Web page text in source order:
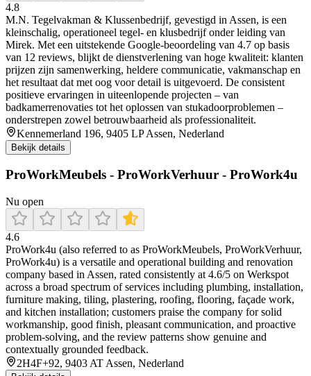
4.8
M.N. Tegelvakman & Klussenbedrijf, gevestigd in Assen, is een
kleinschalig, operationeel tegel- en klusbedrijf onder leiding van
Mirek. Met een uitstekende Google-beoordeling van 4.7 op basis
van 12 reviews, blijkt de dienstverlening van hoge kwaliteit: klanten
prijzen zijn samenwerking, heldere communicatie, vakmanschap en
het resultaat dat met oog voor detail is uitgevoerd. De consistent
positieve ervaringen in uiteenlopende projecten – van
badkamerrenovaties tot het oplossen van stukadoorproblemen –
onderstrepen zowel betrouwbaarheid als professionaliteit.
Kennemerland 196, 9405 LP Assen, Nederland
Bekijk details
ProWorkMeubels - ProWorkVerhuur - ProWork4u
Nu open
4.6
ProWork4u (also referred to as ProWorkMeubels, ProWorkVerhuur,
ProWork4u) is a versatile and operational building and renovation
company based in Assen, rated consistently at 4.6/5 on Werkspot
across a broad spectrum of services including plumbing, installation,
furniture making, tiling, plastering, roofing, flooring, façade work,
and kitchen installation; customers praise the company for solid
workmanship, good finish, pleasant communication, and proactive
problem-solving, and the review patterns show genuine and
contextually grounded feedback.
2H4F+92, 9403 AT Assen, Nederland